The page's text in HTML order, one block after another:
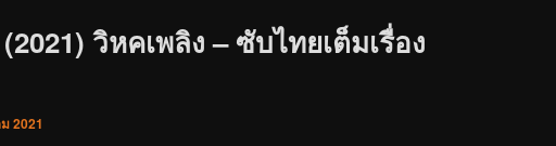
วิหคเพลิง – ซับไทยเต็มเรื่อง
2021